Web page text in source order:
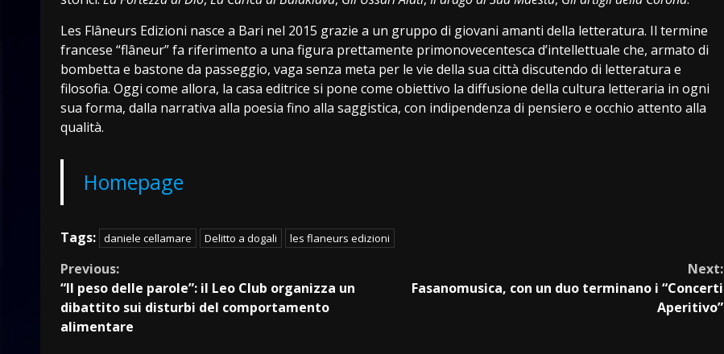
Les Flâneurs Edizioni nasce a Bari nel 2015 grazie a un gruppo di giovani amanti della letteratura. Il termine
francese “flâneur” fa riferimento a una figura prettamente primonovecentesca d’intellettuale che, armato di
bombetta e bastone da passeggio, vaga senza meta per le vie della sua città discutendo di letteratura e
filosofia. Oggi come allora, la casa editrice si pone come obiettivo la diffusione della cultura letteraria in ogni
sua forma, dalla narrativa alla poesia fino alla saggistica, con indipendenza di pensiero e occhio attento alla
qualità.
Homepage
Tags: daniele cellamare Delitto a dogali les flaneurs edizioni
Continue
Reading
Previous:
“Il peso delle parole”: il Leo Club organizza un
dibattito sui disturbi del comportamento
alimentare
Next:
Fasanomusica, con un duo terminano i “Concerti
Aperitivo”